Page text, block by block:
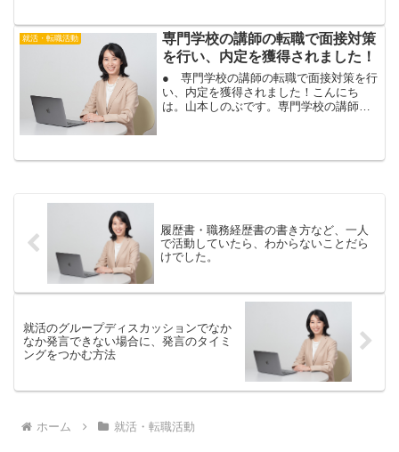
など、転職活動のご相談...
就活・転職活動
専門学校の講師の転職で面接対策
を行い、内定を獲得されました！
● 専門学校の講師の転職で面接対策を行
い、内定を獲得されました！こんにち
は。山本しのぶです。専門学校の講師を
ざいます！専門学校の講師...
履歴書・職務経歴書の書き方など、一人
で活動していたら、わからないことだら
けでした。
就活のグループディスカッションでなか
なか発言できない場合に、発言のタイミ
ングをつかむ方法
ホーム 就活・転職活動